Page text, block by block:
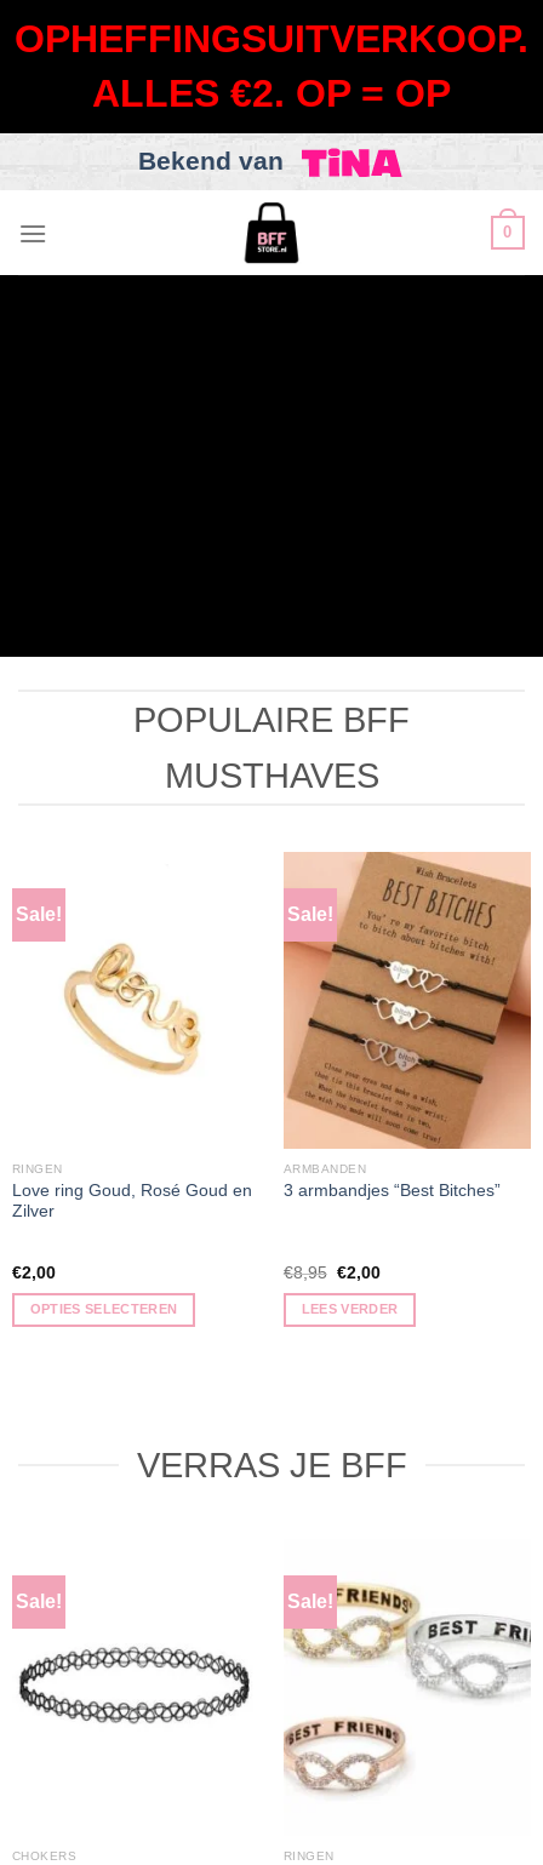
OPHEFFINGSUITVERKOOP.
ALLES €2. OP = OP
Bekend van
0
POPULAIRE BFF
MUSTHAVES
Sale!
RINGEN
Love ring Goud, Rosé Goud en
Zilver
€2,00
OPTIES SELECTEREN
Sale!
ARMBANDEN
3 armbandjes “Best Bitches”
€8,95 €2,00
LEES VERDER
VERRAS JE BFF
Sale!
CHOKERS
Sale!
RINGEN